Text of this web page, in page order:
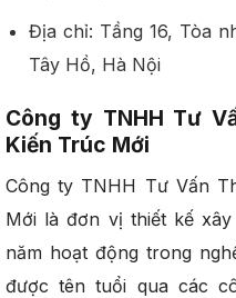
Địa chỉ: Tầng 16, Tòa
Tây Hồ, Hà Nội
Công ty TNHH Tư
Kiến Trúc Mới
Công ty TNHH Tư Vấn
Mới là đơn vị thiết kế
năm hoạt động trong
được tên tuổi qua các